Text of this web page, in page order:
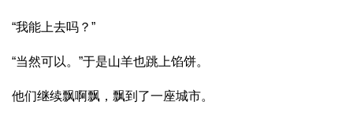
“我能上去吗？”
“当然可以。”于是山羊也跳上馅饼。
他们继续飘啊飘，飘到了一座城市。